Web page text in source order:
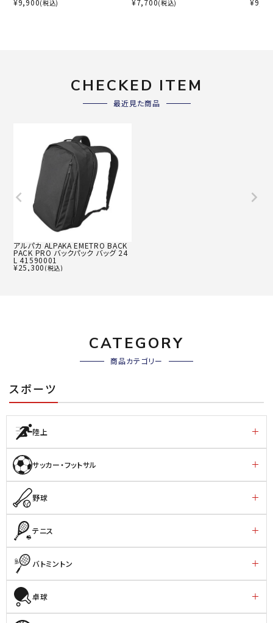
(税込) (税込)
CHECKED ITEM
最近見た商品
アルパカ ALPAKA EMETRO BACK
PACK PRO バックパック バッグ 24
L 41590001
¥25,300 (税込)
CATEGORY
商品カテゴリー
スポーツ
陸上
サッカー・フットサル
野球
テニス
バトミントン
卓球